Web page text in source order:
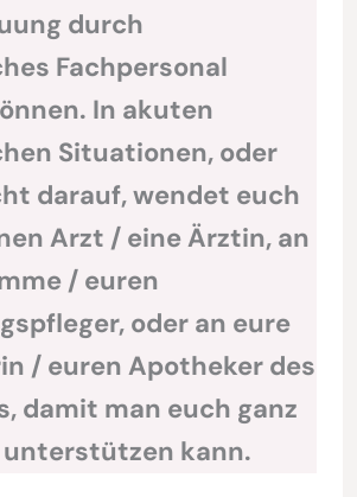
durch
Fachpersonal
In akuten
Situationen, oder
darauf, wendet euch
Arzt / eine Ärztin, an
/ euren
oder an eure
/ euren Apotheker des
damit man euch ganz
kann.